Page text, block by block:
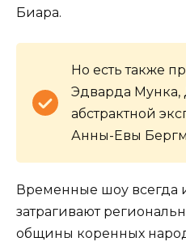
Биара.
Но есть также
Эдварда Мунка,
абстрактной
Анны-Евы
Временные шоу всегда
затрагивают
общины коренных